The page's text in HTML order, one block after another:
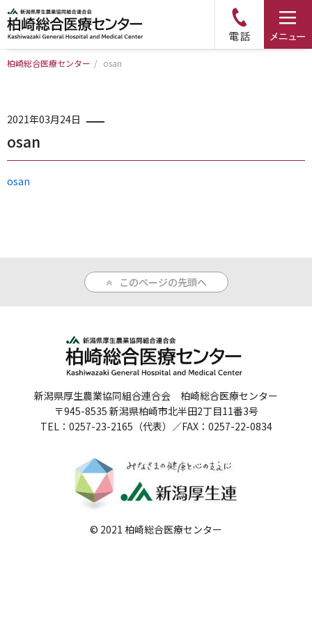
病院について
診療科・部門のご案内
入院のご案内
医療関係者の方へ
病院誌
個人情報保護方針
反社会的勢力に対する基本方針
院内感染対策指針
柏崎総合医療センター / osan
2021年03月24日
osan
osan
このページの先頭へ
新潟県厚生農業協同組合連合会 柏崎総合医療センター
〒945-8535 新潟県柏崎市北半田2丁目11番3号
TEL：0257-23-2165（代表）／FAX：0257-22-0834
© 2021 柏崎総合医療センター